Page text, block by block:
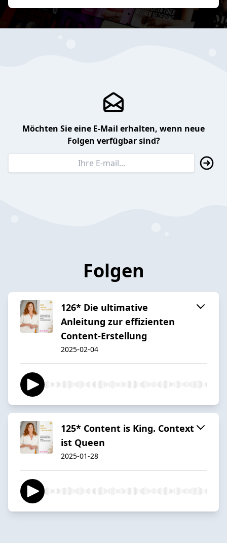
Möchten Sie eine E-Mail erhalten, wenn neue
Folgen verfügbar sind?
Folgen
126* Die ultimative
Anleitung zur effizienten
Content-Erstellung
2025-02-04
125* Content is King. Context
ist Queen
2025-01-28